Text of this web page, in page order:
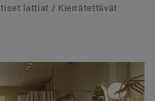
lattiat / Kierrätettävät